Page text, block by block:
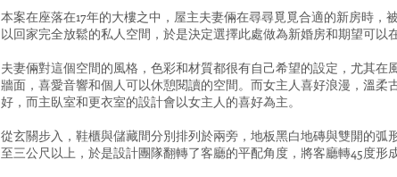
本案在座落在17年的大樓之中，屋主夫妻倆在尋尋覓覓合適的新房時
以回家完全放鬆的私人空間，於是決定選擇此處做為新婚房和期望可以
夫妻倆對這個空間的風格，色彩和材質都很有自己希望的設定，尤其
牆面，喜愛音響和個人可以休憩閱讀的空間。而女主人喜好浪漫，溫
好，而主臥室和更衣室的設計會以女主人的喜好為主。
從玄關步入，鞋櫃與儲藏間分別排列於兩旁，地板黑白地磚與雙開的
至三公尺以上，於是設計團隊翻轉了客廳的平配角度，將客廳轉45度形